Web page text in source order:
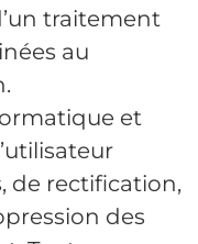
traitement
au
et
de rectification,
des